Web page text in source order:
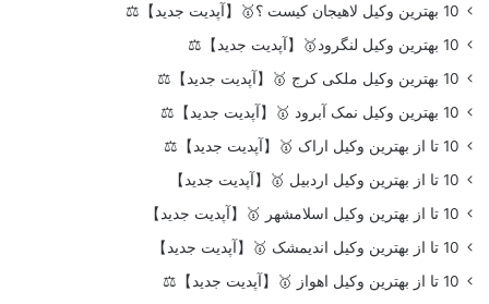
10 بهترین وکیل لاهیجان کیست ؟🥇【آپدیت جدید】⚖️
10 بهترین وکیل لنگرود🥇【آپدیت جدید】⚖️
10 بهترین وکیل ملکی کرج 🥇【آپدیت جدید】⚖️
10 بهترین وکیل نمک آبرود 🥇【آپدیت جدید】⚖️
10 تا از بهترین وکیل اراک 🥇【آپدیت جدید】⚖️
10 تا از بهترین وکیل اردبیل 🥇【آپدیت جدید】
10 تا از بهترین وکیل اسلامشهر 🥇【آپدیت جدید】
10 تا از بهترین وکیل اندیمشک 🥇【آپدیت جدید】
10 تا از بهترین وکیل اهواز 🥇【آپدیت جدید】⚖️